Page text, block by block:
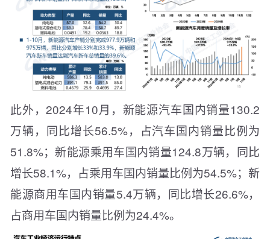
此外，2024年10月，新能源汽车国内销量130.2
万辆，同比增长56.5%，占汽车国内销量比例为
51.8%；新能源乘用车国内销量124.8万辆，同比
增长58.1%，占乘用车国内销量比例为54.5%；新
能源商用车国内销量5.4万辆，同比增长26.6%，
占商用车国内销量比例为24.4%。